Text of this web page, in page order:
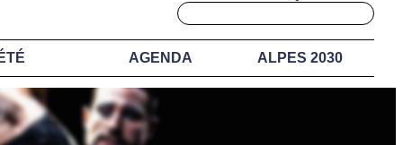
AGENDA ALPES 2030